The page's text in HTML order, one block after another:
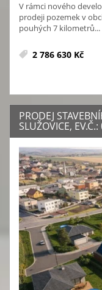
V rámci nového
prodeji pozemek v
pouhých 7 kilometrů...
2 786 630 Kč
PRODEJ
SLUŽOVICE,